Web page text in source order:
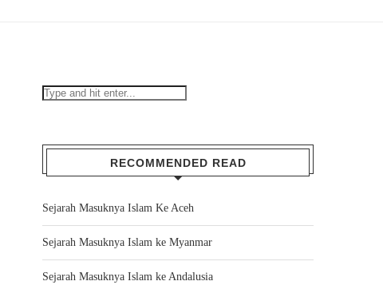
RECOMMENDED READ
Sejarah Masuknya Islam Ke Aceh
Sejarah Masuknya Islam ke Myanmar
Sejarah Masuknya Islam ke Andalusia